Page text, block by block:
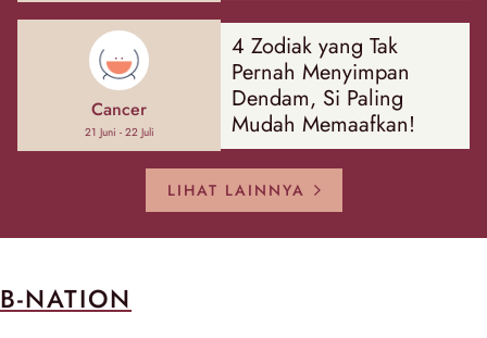
Cancer
21 Juni - 22 Juli
4 Zodiak yang Tak
Pernah Menyimpan
Dendam, Si Paling
Mudah Memaafkan!
LIHAT LAINNYA
B-NATION